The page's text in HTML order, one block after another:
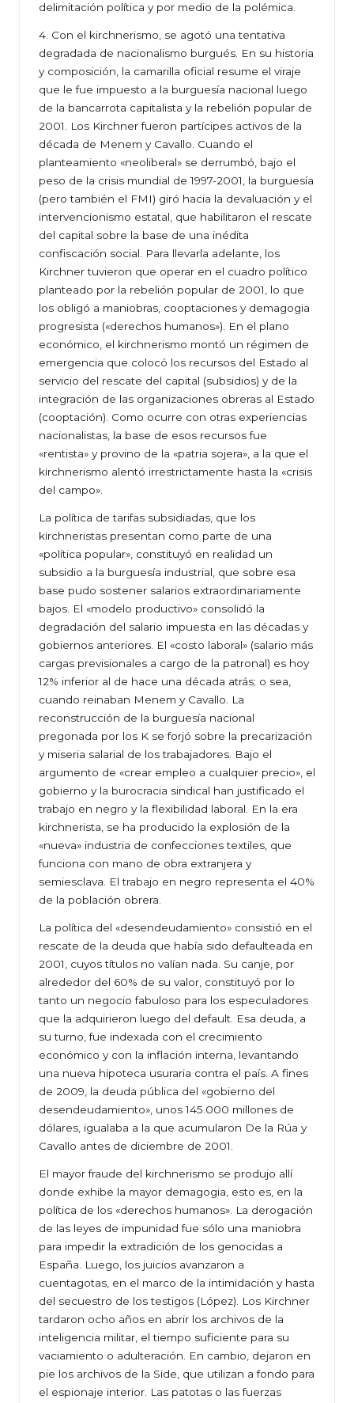
delimitación política y por medio de la polémica.
4. Con el kirchnerismo, se agotó una tentativa
degradada de nacionalismo burgués. En su historia
y composición, la camarilla oficial resume el viraje
que le fue impuesto a la burguesía nacional luego
de la bancarrota capitalista y la rebelión popular de
2001. Los Kirchner fueron partícipes activos de la
década de Menem y Cavallo. Cuando el
planteamiento «neoliberal» se derrumbó, bajo el
peso de la crisis mundial de 1997-2001, la burguesía
(pero también el FMI) giró hacia la devaluación y el
intervencionismo estatal, que habilitaron el rescate
del capital sobre la base de una inédita
confiscación social. Para llevarla adelante, los
Kirchner tuvieron que operar en el cuadro político
planteado por la rebelión popular de 2001, lo que
los obligó a maniobras, cooptaciones y demagogia
progresista («derechos humanos»). En el plano
económico, el kirchnerismo montó un régimen de
emergencia que colocó los recursos del Estado al
servicio del rescate del capital (subsidios) y de la
integración de las organizaciones obreras al Estado
(cooptación). Como ocurre con otras experiencias
nacionalistas, la base de esos recursos fue
«rentista» y provino de la «patria sojera», a la que el
kirchnerismo alentó irrestrictamente hasta la «crisis
del campo».
La política de tarifas subsidiadas, que los
kirchneristas presentan como parte de una
«política popular», constituyó en realidad un
subsidio a la burguesía industrial, que sobre esa
base pudo sostener salarios extraordinariamente
bajos. El «modelo productivo» consolidó la
degradación del salario impuesta en las décadas y
gobiernos anteriores. El «costo laboral» (salario más
cargas previsionales a cargo de la patronal) es hoy
12% inferior al de hace una década atrás; o sea,
cuando reinaban Menem y Cavallo. La
reconstrucción de la burguesía nacional
pregonada por los K se forjó sobre la precarización
y miseria salarial de los trabajadores. Bajo el
argumento de «crear empleo a cualquier precio», el
gobierno y la burocracia sindical han justificado el
trabajo en negro y la flexibilidad laboral. En la era
kirchnerista, se ha producido la explosión de la
«nueva» industria de confecciones textiles, que
funciona con mano de obra extranjera y
semiesclava. El trabajo en negro representa el 40%
de la población obrera.
La política del «desendeudamiento» consistió en el
rescate de la deuda que había sido defaulteada en
2001, cuyos títulos no valían nada. Su canje, por
alrededor del 60% de su valor, constituyó por lo
tanto un negocio fabuloso para los especuladores
que la adquirieron luego del default. Esa deuda, a
su turno, fue indexada con el crecimiento
económico y con la inflación interna, levantando
una nueva hipoteca usuraria contra el país. A fines
de 2009, la deuda pública del «gobierno del
desendeudamiento», unos 145.000 millones de
dólares, igualaba a la que acumularon De la Rúa y
Cavallo antes de diciembre de 2001.
El mayor fraude del kirchnerismo se produjo allí
donde exhibe la mayor demagogia, esto es, en la
política de los «derechos humanos». La derogación
de las leyes de impunidad fue sólo una maniobra
para impedir la extradición de los genocidas a
España. Luego, los juicios avanzaron a
cuentagotas, en el marco de la intimidación y hasta
del secuestro de los testigos (López). Los Kirchner
tardaron ocho años en abrir los archivos de la
inteligencia militar, el tiempo suficiente para su
vaciamiento o adulteración. En cambio, dejaron en
pie los archivos de la Side, que utilizan a fondo para
el espionaje interior. Las patotas o las fuerzas